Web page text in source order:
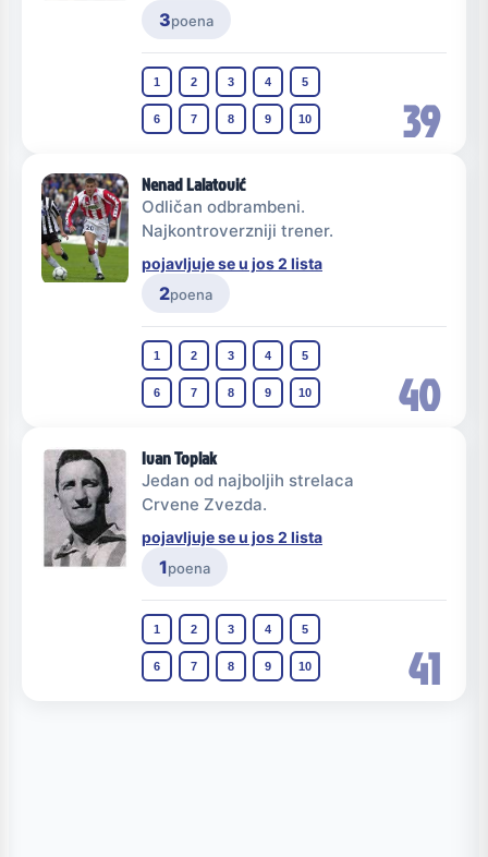
39
3poena
1 2 3 4 5
6 7 8 9 10
40
Nenad Lalatović
Odličan odbrambeni.
Najkontroverzniji trener.
pojavljuje se u jos 2 lista
2poena
1 2 3 4 5
6 7 8 9 10
41
Ivan Toplak
Jedan od najboljih strelaca
Crvene Zvezda.
pojavljuje se u jos 2 lista
1poena
1 2 3 4 5
6 7 8 9 10